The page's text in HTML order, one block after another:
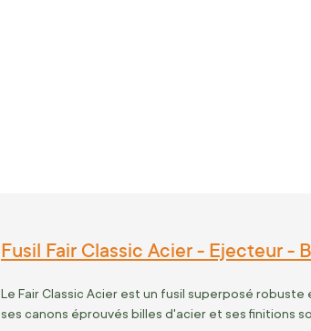
Fusil Fair Classic Acier - Ejecteur -
Le Fair Classic Acier est un fusil superposé
ses canons éprouvés billes d'acier et ses finitions